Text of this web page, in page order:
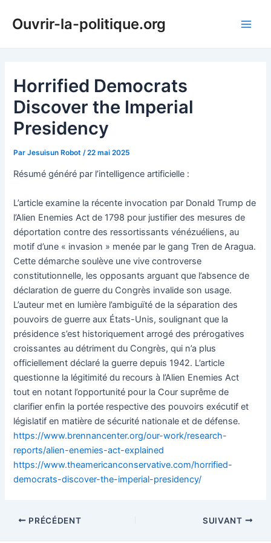
Ouvrir-la-politique.org
Horrified Democrats
Discover the Imperial
Presidency
ParJesuisun Robot /22 mai 2025
Résumé généré par l’intelligence artificielle :
L’article examine la récente invocation par Donald Trump de
l’Alien Enemies Act de 1798 pour justifier des mesures de
déportation contre des ressortissants vénézuéliens, au
motif d’une « invasion » menée par le gang Tren de Aragua.
Cette démarche soulève une vive controverse
constitutionnelle, les opposants arguant que l’absence de
déclaration de guerre du Congrès invalide son usage.
L’auteur met en lumière l’ambiguïté de la séparation des
pouvoirs de guerre aux États-Unis, soulignant que la
présidence s’est historiquement arrogé des prérogatives
croissantes au détriment du Congrès, qui n’a plus
officiellement déclaré la guerre depuis 1942. L’article
questionne la légitimité du recours à l’Alien Enemies Act
tout en notant l’opportunité pour la Cour suprême de
clarifier enfin la portée respective des pouvoirs exécutif et
législatif en matière de sécurité nationale et de défense.
https://www.brennancenter.org/our-work/research-
reports/alien-enemies-act-explained
https://www.theamericanconservative.com/horrified-
democrats-discover-the-imperial-presidency/
NavigationPRÉCÉDENT SUIVANT